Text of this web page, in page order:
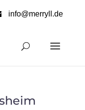
info@merryll.de